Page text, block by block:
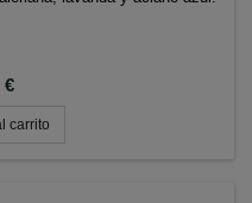
€
carrito